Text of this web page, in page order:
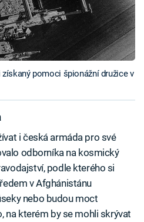
pomoci špionážní družice v
i česká armáda pro své
odborníka na kosmický
podle kterého si
v Afghánistánu
nebo budou moct
na kterém by se mohli skrývat